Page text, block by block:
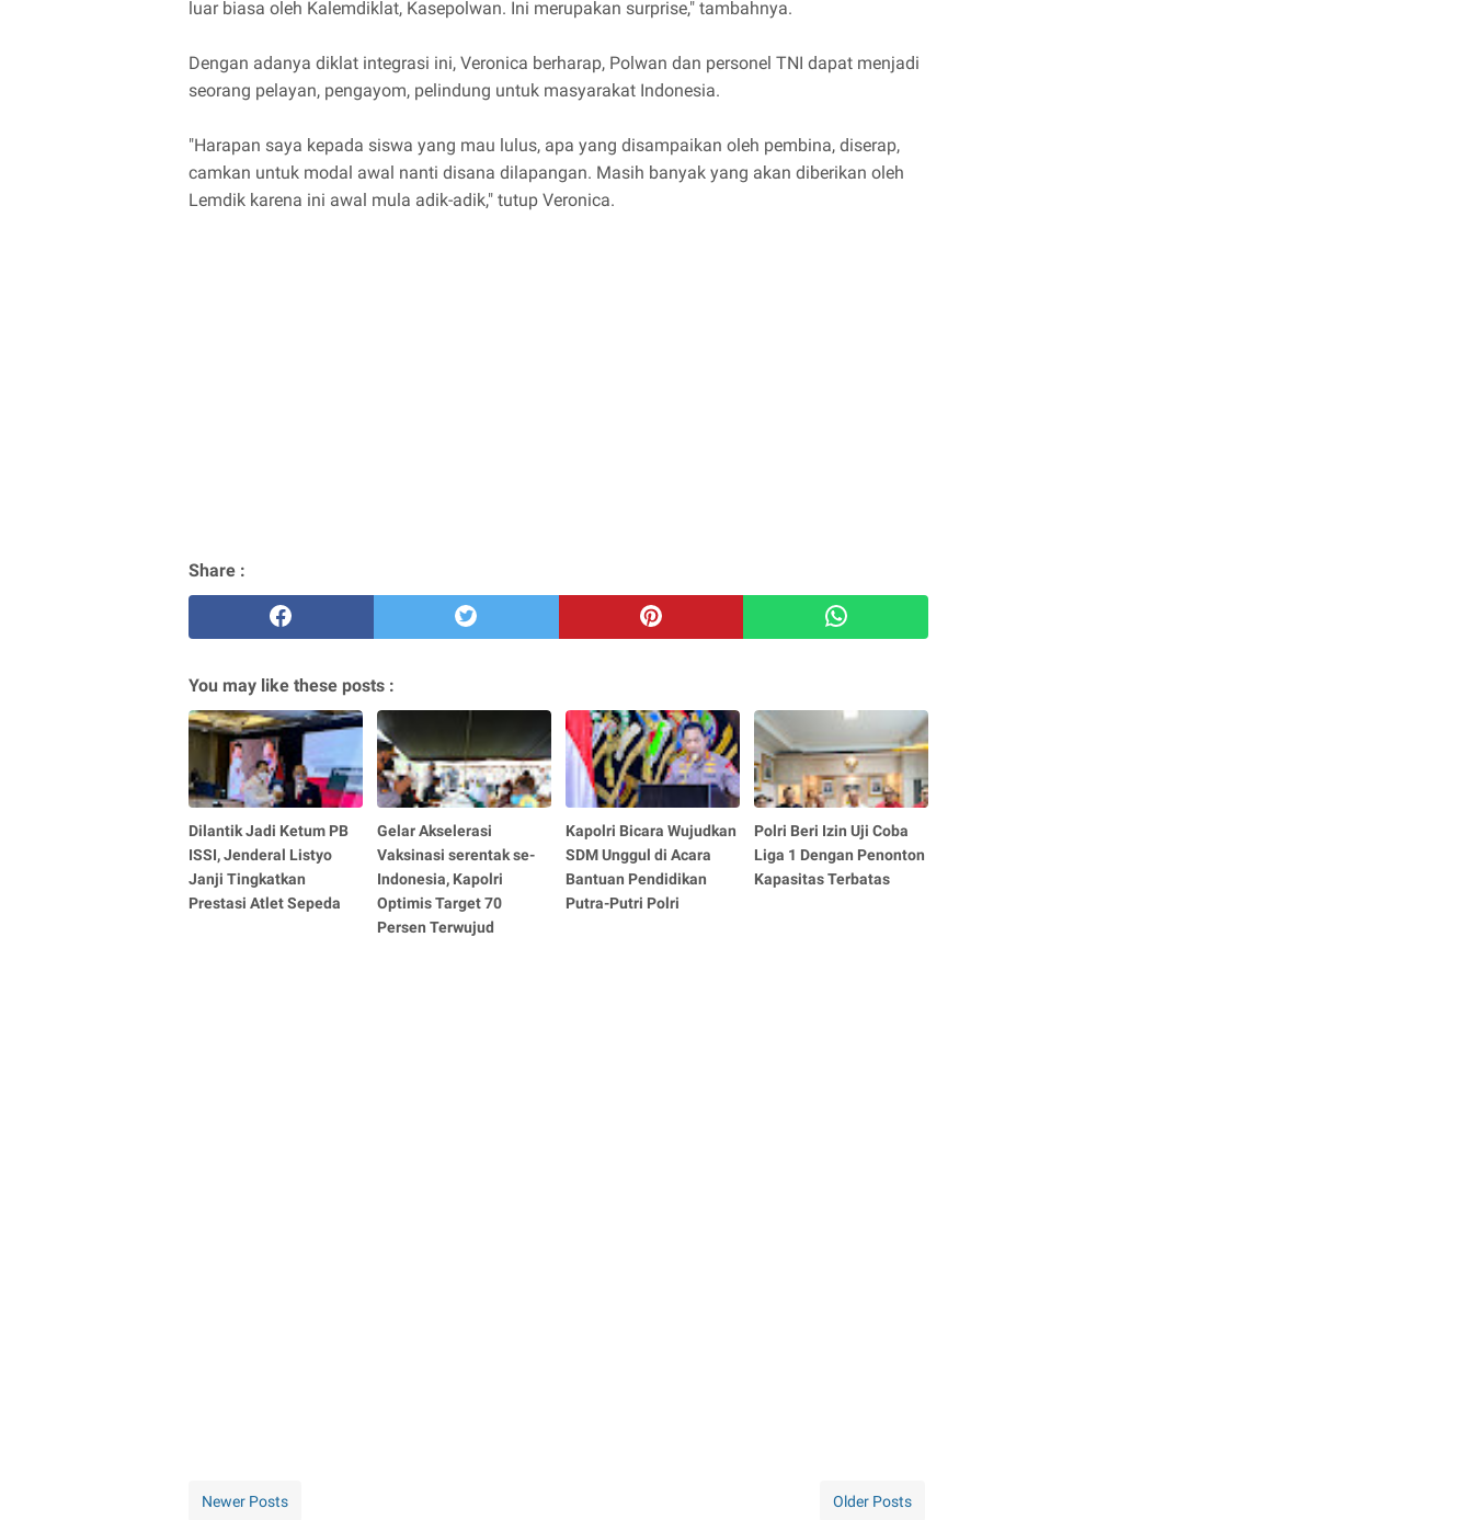
luar biasa oleh Kalemdiklat, Kasepolwan. Ini merupakan surprise," tambahnya.
Dengan adanya diklat integrasi ini, Veronica berharap, Polwan dan personel TNI dapat menjadi
seorang pelayan, pengayom, pelindung untuk masyarakat Indonesia.
"Harapan saya kepada siswa yang mau lulus, apa yang disampaikan oleh pembina, diserap,
camkan untuk modal awal nanti disana dilapangan. Masih banyak yang akan diberikan oleh
Lemdik karena ini awal mula adik-adik," tutup Veronica.
Share :
You may like these posts :
Dilantik Jadi Ketum PB
ISSI, Jenderal Listyo
Janji Tingkatkan
Prestasi Atlet Sepeda
Gelar Akselerasi
Vaksinasi serentak se-
Indonesia, Kapolri
Optimis Target 70
Persen Terwujud
Kapolri Bicara Wujudkan
SDM Unggul di Acara
Bantuan Pendidikan
Putra-Putri Polri
Polri Beri Izin Uji Coba
Liga 1 Dengan Penonton
Kapasitas Terbatas
Newer Posts Older Posts